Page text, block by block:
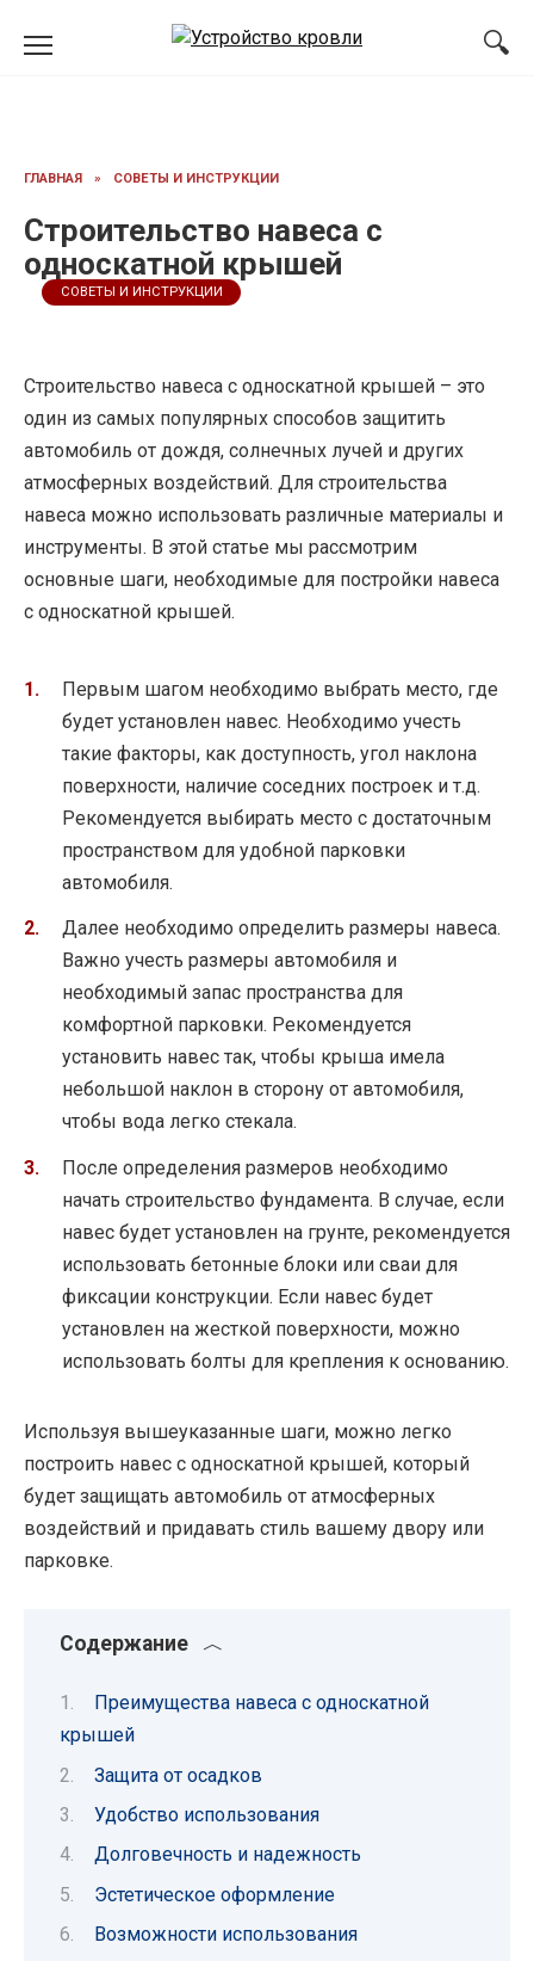
ГЛАВНАЯ » СОВЕТЫ И ИНСТРУКЦИИ
Строительство навеса с
односкатной крышей
СОВЕТЫ И ИНСТРУКЦИИ
Строительство навеса с односкатной крышей – это
один из самых популярных способов защитить
автомобиль от дождя, солнечных лучей и других
атмосферных воздействий. Для строительства
навеса можно использовать различные материалы и
инструменты. В этой статье мы рассмотрим
основные шаги, необходимые для постройки навеса
с односкатной крышей.
Первым шагом необходимо выбрать место, где
будет установлен навес. Необходимо учесть
такие факторы, как доступность, угол наклона
поверхности, наличие соседних построек и т.д.
Рекомендуется выбирать место с достаточным
пространством для удобной парковки
автомобиля.
Далее необходимо определить размеры навеса.
Важно учесть размеры автомобиля и
необходимый запас пространства для
комфортной парковки. Рекомендуется
установить навес так, чтобы крыша имела
небольшой наклон в сторону от автомобиля,
чтобы вода легко стекала.
После определения размеров необходимо
начать строительство фундамента. В случае, если
навес будет установлен на грунте, рекомендуется
использовать бетонные блоки или сваи для
фиксации конструкции. Если навес будет
установлен на жесткой поверхности, можно
использовать болты для крепления к основанию.
Используя вышеуказанные шаги, можно легко
построить навес с односкатной крышей, который
будет защищать автомобиль от атмосферных
воздействий и придавать стиль вашему двору или
парковке.
Содержание
Преимущества навеса с односкатной
крышей
Защита от осадков
Удобство использования
Долговечность и надежность
Эстетическое оформление
Возможности использования